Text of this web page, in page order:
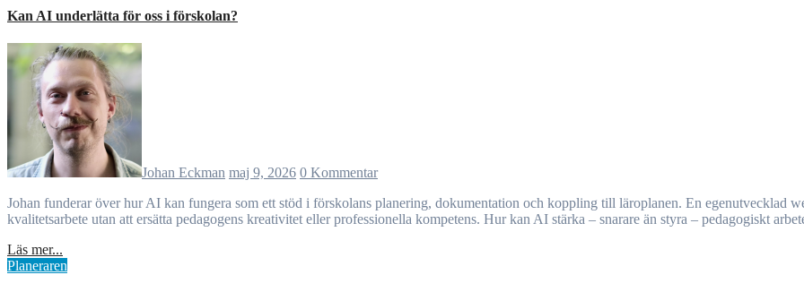
Kan AI underlätta för oss i förskolan?
Johan Eckman maj 9, 2026 0 Kommentar
Johan funderar över hur AI kan fungera som ett stöd i förskolans planering, dokumentation och koppling till läroplanen. En egenutvecklad webbapp kanunderlätta inspiration, reflektion och systematiskt
kvalitetsarbete utan att ersätta pedagogens kreativitet eller professionella kompetens. Hur kan AI stärka – snarare än styra – pedagogiskt
Läs mer...
Planeraren